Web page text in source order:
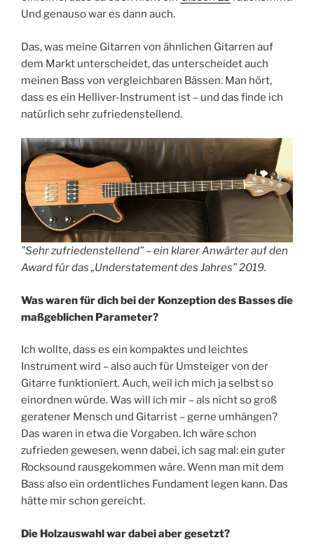
Und genauso war es dann auch.
Das, was meine Gitarren von ähnlichen Gitarren auf
dem Markt unterscheidet, das unterscheidet auch
meinen Bass von vergleichbaren Bässen. Man hört,
dass es ein Helliver-Instrument ist – und das finde ich
natürlich sehr zufriedenstellend.
”Sehr zufriedenstellend” – ein klarer Anwärter auf den
Award für das „Understatement des Jahres” 2019.
Was waren für dich bei der Konzeption des Basses die
maßgeblichen Parameter?
Ich wollte, dass es ein kompaktes und leichtes
Instrument wird – also auch für Umsteiger von der
Gitarre funktioniert. Auch, weil ich mich ja selbst so
einordnen würde. Was will ich mir – als nicht so groß
geratener Mensch und Gitarrist – gerne umhängen?
Das waren in etwa die Vorgaben. Ich wäre schon
zufrieden gewesen, wenn dabei, ich sag mal: ein guter
Rocksound rausgekommen wäre. Wenn man mit dem
Bass also ein ordentliches Fundament legen kann. Das
hätte mir schon gereicht.
Die Holzauswahl war dabei aber gesetzt?